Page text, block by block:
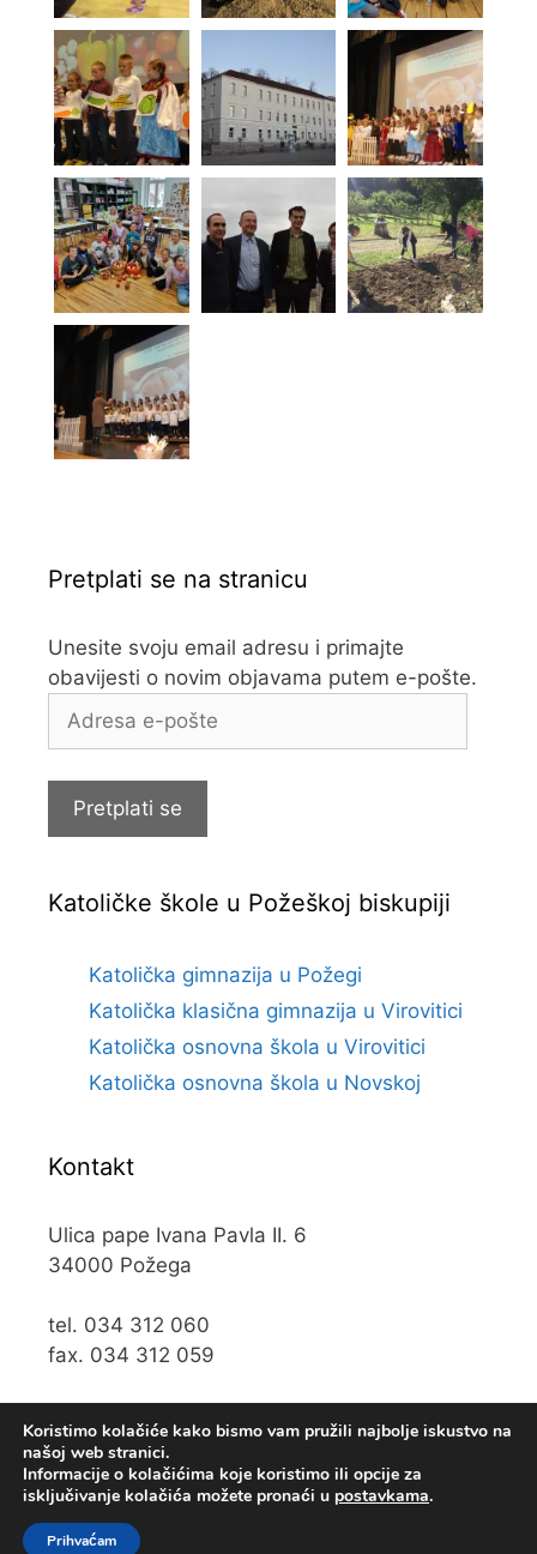
Pretplati se na stranicu
Unesite svoju email adresu i primajte
obavijesti o novim objavama putem e-pošte.
Adresa
Pretplati se
Katoličke škole u Požeškoj biskupiji
Katolička gimnazija u Požegi
Katolička klasična gimnazija u Virovitici
Katolička osnovna škola u Virovitici
Katolička osnovna škola u Novskoj
Kontakt
Ulica pape Ivana Pavla II. 6
34000 Požega
tel. 034 312 060
fax. 034 312 059
Koristimo kolačiće kako bismo vam pružili najbolje iskustvo na
našoj web stranici.
Informacije o kolačićima koje koristimo ili opcije za
isključivanje kolačića možete pronaći u postavkama.
Prihvaćam